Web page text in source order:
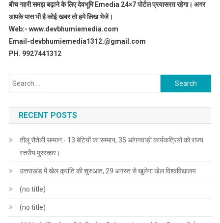
बीच गहरी समझ बढ़ाने के लिए देवभूमि Emedia 24×7 पोर्टल प्रयासरत रहेगा। अगर
आपके पास भी है कोई खबर तो हमे लिख भेजे।
Web:- www.devbhumiemedia.com
Email-devbhumiemedia1312.@gmail.com
PH. 9927441312
Search
for:
RECENT POSTS
तीलू रौतेली सम्मान:- 13 बेटियों का सम्मान, 35 आंगनवाड़ी कार्यकत्रियों को राज्य
स्तरीय पुरस्कार।
उत्तराखंड में खेल क्रांति की शुरुआत, 29 अगस्त से खुलेगा खेल विश्वविद्यालय
(no title)
(no title)